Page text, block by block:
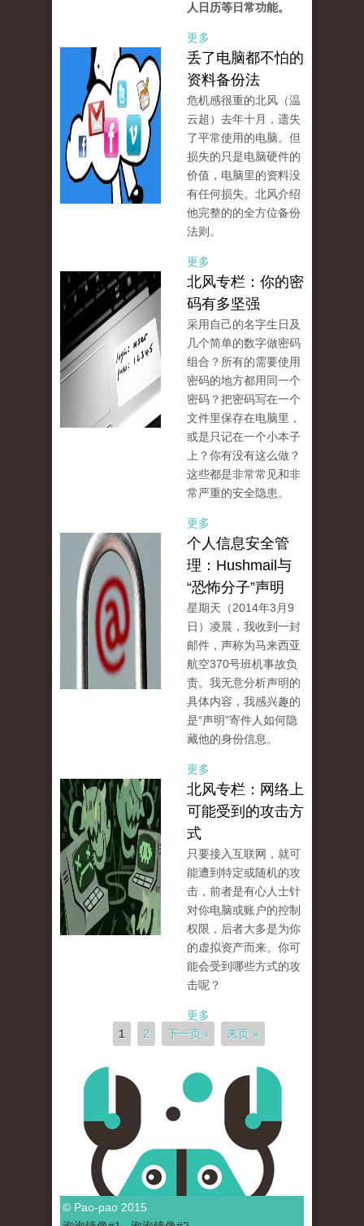
人日历等日常功能。
更多
丢了电脑都不怕的
资料备份法
危机感很重的北风（温
云超）去年十月，遗失
了平常使用的电脑。但
损失的只是电脑硬件的
价值，电脑里的资料没
有任何损失。北风介绍
他完整的的全方位备份
法则。
更多
北风专栏：你的密
码有多坚强
采用自己的名字生日及
几个简单的数字做密码
组合？所有的需要使用
密码的地方都用同一个
密码？把密码写在一个
文件里保存在电脑里，
或是只记在一个小本子
上？你有没有这么做？
这些都是非常常见和非
常严重的安全隐患。
更多
个人信息安全管
理：Hushmail与
“恐怖分子”声明
星期天（2014年3月9
日）凌晨，我收到一封
邮件，声称为马来西亚
航空370号班机事故负
责。我无意分析声明的
具体内容，我感兴趣的
是“声明”寄件人如何隐
藏他的身份信息。
更多
北风专栏：网络上
可能受到的攻击方
式
只要接入互联网，就可
能遭到特定或随机的攻
击，前者是有心人士针
对你电脑或账户的控制
权限，后者大多是为你
的虚拟资产而来。你可
能会受到哪些方式的攻
击呢？
更多
1 2 下一页 › 末页 »
© Pao-pao 2015